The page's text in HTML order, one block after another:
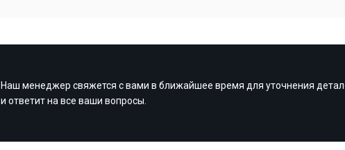
Наш менеджер свяжется с вами в ближайшее время для уточнения
и ответит на все ваши вопросы.